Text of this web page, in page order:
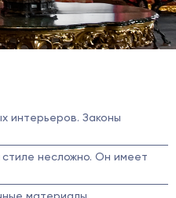
интерьеров. Законы
несложно. Он имеет